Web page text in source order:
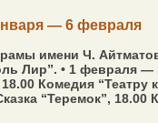
— 6 февраля
имени Ч.
Лир”. • 1 февраля —
Комедия “Театру
“Теремок”, 18.00